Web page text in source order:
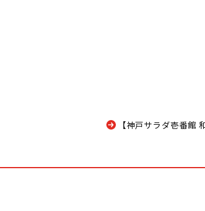
【神戸サラダ壱番館